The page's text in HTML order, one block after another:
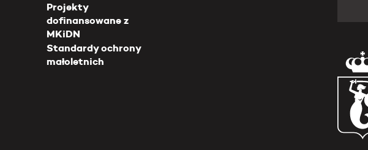
Projekty
dofinansowane z
MKiDN
Standardy ochrony
małoletnich